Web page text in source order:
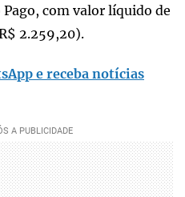
com valor líquido de
2.259,20).
e receba notícias